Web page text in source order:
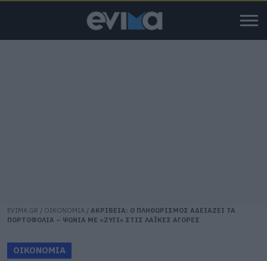
EVIMA.GR / ΟΙΚΟΝΟΜΙΑ / ΑΚΡΙΒΕΙΑ: Ο ΠΛΗΘΩΡΙΣΜΟΣ ΑΔΕΙΑΖΕΙ ΤΑ
ΠΟΡΤΟΦΟΛΙΑ – ΨΩΝΙΑ ΜΕ «ΖΥΓΙ» ΣΤΙΣ ΛΑΪΚΕΣ ΑΓΟΡΕΣ
ΟΙΚΟΝΟΜΙΑ